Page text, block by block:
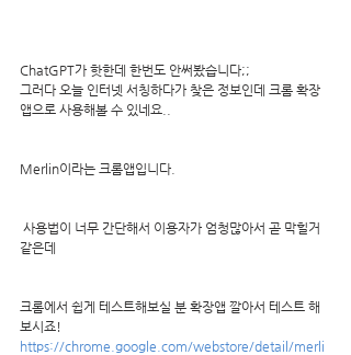
ChatGPT가 핫한데 한번도 안써봤습니다;;
그러다 오늘 인터넷 서칭하다가 찾은 정보인데 크롬 확장
앱으로 사용해볼 수 있네요..
Merlin이라는 크롬앱입니다.
사용법이 너무 간단해서 이용자가 엄청많아서 곧 막힐거
같은데
크롬에서 쉽게 테스트해보실 분 확장앱 깔아서 테스트 해
보시죠!
https://chrome.google.com/webstore/detail/merli